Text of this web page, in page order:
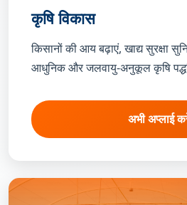
कृषि विकास
किसानों की आय बढ़ाएं, खाद्य सुरक्षा
आधुनिक और जलवायु-अनुकूल कृषि
अभी अप्लाई